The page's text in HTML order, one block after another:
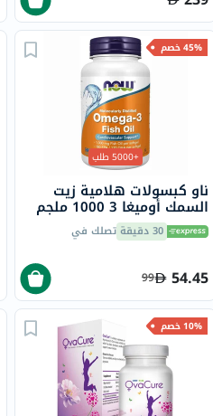
45% خصم
+5000 طلب
ناو كبسولات هلامية زيت
السمك أوميغا 3 1000 ملجم
180 EPA / 120 DHA حزمة من
100 30 دقيقة تصلك في
54.45
99
10% خصم